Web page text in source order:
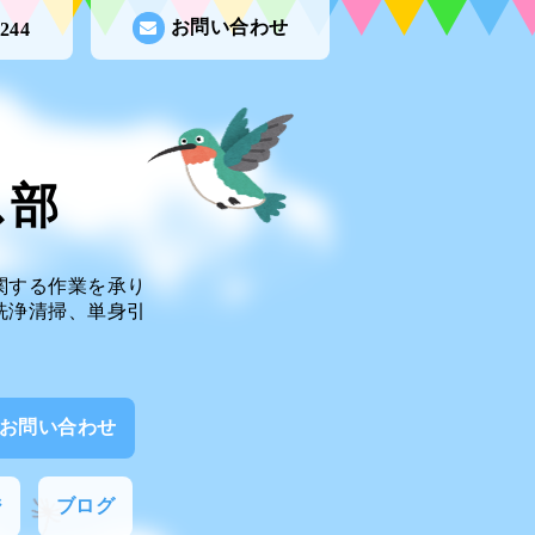
お問い合わせ
部
る作業を承り
清掃、単身引
問い合わせ
ブログ